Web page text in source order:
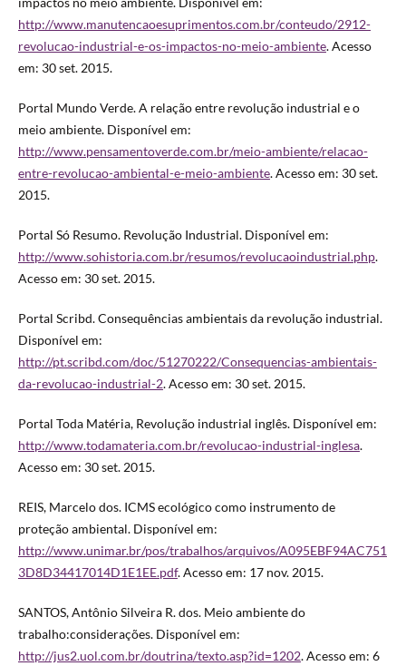
http://www.manutencaoesuprimentos.com.br/conteudo/2912-
revolucao-industrial-e-os-impactos-no-meio-ambiente. Acesso
em: 30 set. 2015.
Portal Mundo Verde. A relação entre revolução industrial e o
meio ambiente. Disponível em:
http://www.pensamentoverde.com.br/meio-ambiente/relacao-
entre-revolucao-ambiental-e-meio-ambiente. Acesso em: 30 set.
2015.
Portal Só Resumo. Revolução Industrial. Disponível em:
http://www.sohistoria.com.br/resumos/revolucaoindustrial.php.
Acesso em: 30 set. 2015.
Portal Scribd. Consequências ambientais da revolução industrial.
Disponível em:
http://pt.scribd.com/doc/51270222/Consequencias-ambientais-
da-revolucao-industrial-2. Acesso em: 30 set. 2015.
Portal Toda Matéria, Revolução industrial inglês. Disponível em:
http://www.todamateria.com.br/revolucao-industrial-inglesa.
Acesso em: 30 set. 2015.
REIS, Marcelo dos. ICMS ecológico como instrumento de
proteção ambiental. Disponível em:
http://www.unimar.br/pos/trabalhos/arquivos/A095EBF94AC751
3D8D34417014D1E1EE.pdf. Acesso em: 17 nov. 2015.
SANTOS, Antônio Silveira R. dos. Meio ambiente do
trabalho:considerações. Disponível em:
http://jus2.uol.com.br/doutrina/texto.asp?id=1202. Acesso em: 6